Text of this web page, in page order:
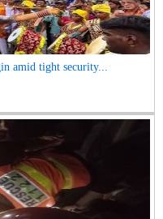
amid tight security...